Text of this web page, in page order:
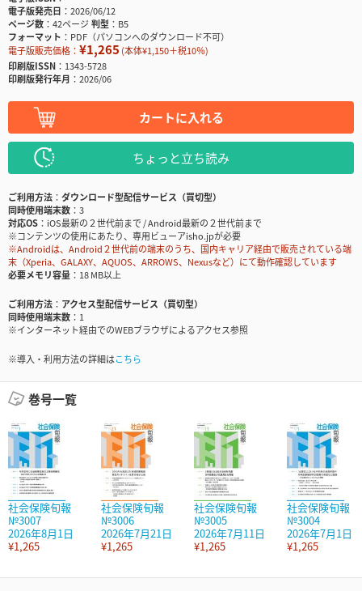
電子版発売日
2026/06/12
ページ数
42ページ判型
B5
フォーマット
PDF（パソコンへのダウンロード不可）
電子版販売価格： ¥1,265 (本体¥1,150＋税10％)
印刷版ISSN
1343-5728
印刷版発行年月
2026/06
カートに入れる
ちょっと立ち読み
ご利用方法
ダウンロード型配信サービス（買切型）
同時使用端末数
3
対応OS
iOS最新の２世代前まで / Android最新の２世代前まで
※コンテンツの使用にあたり、専用ビューアisho.jpが必要
※Androidは、Android２世代前の端末のうち、国内キャリア経由で販売されている端
末（Xperia、GALAXY、AQUOS、ARROWS、Nexusなど）にて動作確認しています
必要メモリ容量
18 MB以上
ご利用方法
アクセス型配信サービス（買切型）
同時使用端末数
1
※インターネット経由でのWEBブラウザによるアクセス参照
※導入・利用方法の詳細はこちら
巻号一覧
社会保険旬報
№3007
2026年8月1日
¥1,265
社会保険旬報
№3006
2026年7月21日
¥1,265
社会保険旬報
№3005
2026年7月11日
¥1,265
社会保険旬報
№3004
2026年7月1日
¥1,265